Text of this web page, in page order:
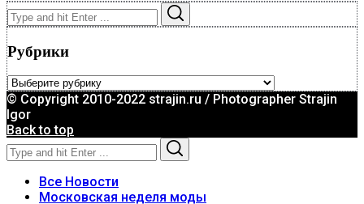
Search
for:
Рубрики
Рубрики
© Copyright 2010-2022 strajin.ru / Photographer Strajin
Igor
Back to top
Search
for:
Все Новости
Московская неделя моды